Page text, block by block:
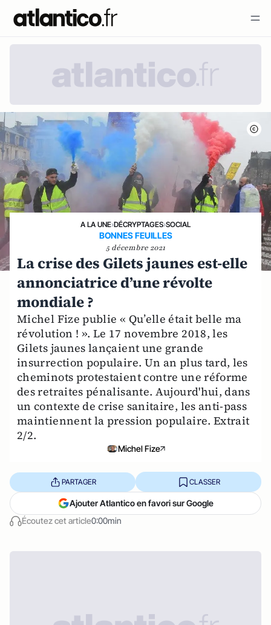
A LA UNE›DÉCRYPTAGES›SOCIAL
BONNES FEUILLES
5 décembre 2021
La crise des Gilets jaunes est-elle
annonciatrice d’une révolte
mondiale ?
Michel Fize publie « Qu’elle était belle ma
révolution ! ». Le 17 novembre 2018, les
Gilets jaunes lançaient une grande
insurrection populaire. Un an plus tard, les
cheminots protestaient contre une réforme
des retraites pénalisante. Aujourd'hui, dans
un contexte de crise sanitaire, les anti-pass
maintiennent la pression populaire. Extrait
2/2.
Michel Fize
Écoutez cet article0:00min
PARTAGER CLASSER
Ajouter Atlantico en favori sur Google